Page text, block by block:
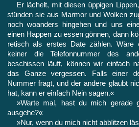
Er lächelt, mit diesen üppigen
stünden sie aus Marmor und Wolken
noch woanders hingehen und uns
einen Happen zu essen gönnen, dann
retisch als erstes Date zählen. Wäre
keiner die Telefonnummer des
beschissen läuft, können wir einfach
das Ganze vergessen. Falls einer
Nummer fragt, und der andere glaubt
hat, kann er einfach Nein sagen.«
»Warte mal, hast du mich gerade
ausgehe?«
»Nur, wenn du mich nicht abblitzen